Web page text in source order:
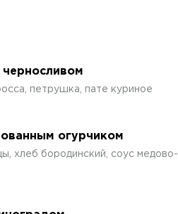
черносливом
петрушка, пате куриное
огурчиком
хлеб бородинский, соус медово-